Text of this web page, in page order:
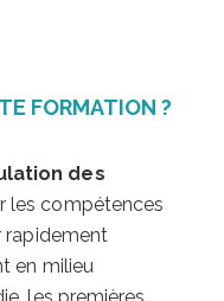
FORMATION ?
des
les compétences
rapidement
en milieu